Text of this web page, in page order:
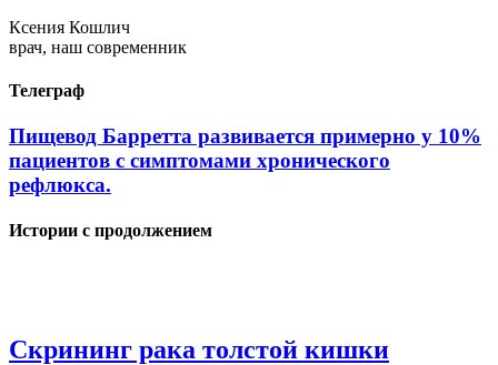
Ксения Кошлич
врач, наш современник
Телеграф
Пищевод Барретта развивается примерно у 10%
пациентов с симптомами хронического
рефлюкса.
Истории с продолжением
Скрининг рака толстой кишки